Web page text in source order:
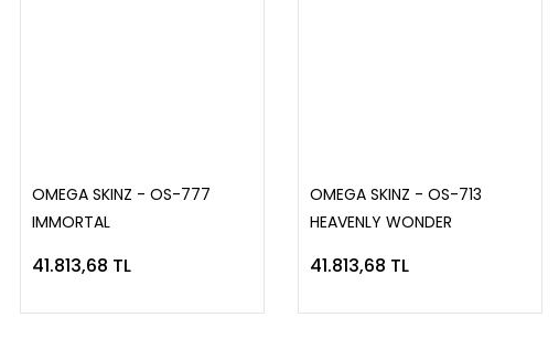
OMEGA SKINZ - OS-777
IMMORTAL
41.813,68 TL
OMEGA SKINZ - OS-713
HEAVENLY WONDER
41.813,68 TL